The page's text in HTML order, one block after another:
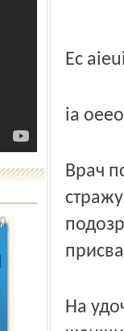
Ec
ia
Врач
На